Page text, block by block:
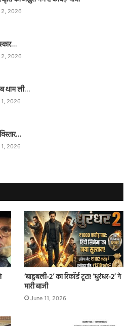
2, 2026
2, 2026
थाम ली…
2026
2026
‘बाहुबली-2’ का रिकॉर्ड टूटा! ‘धुरंधर-2’ ने
मारी बाजी
June 11, 2026